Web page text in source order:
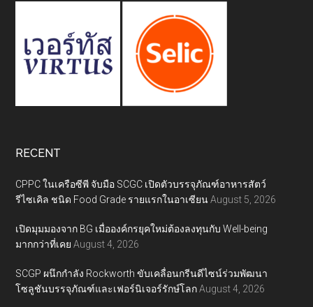
RECENT
CPPC ในเครือซีพี จับมือ SCGC เปิดตัวบรรจุภัณฑ์อาหารสัตว์
รีไซเคิล ชนิด Food Grade รายแรกในอาเซียน August 5, 2026
เปิดมุมมองจาก BG เมื่อองค์กรยุคใหม่ต้องลงทุนกับ Well-being
มากกว่าที่เคย August 4, 2026
SCGP ผนึกกำลัง Rockworth ขับเคลื่อนกรีนดีไซน์ร่วมพัฒนา
โซลูชันบรรจุภัณฑ์และเฟอร์นิเจอร์รักษ์โลก August 4, 2026